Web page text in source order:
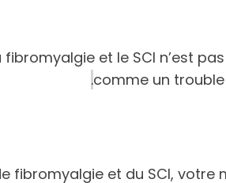
et le SCI n’est
comme un
.
fibromyalgie et du SCI,